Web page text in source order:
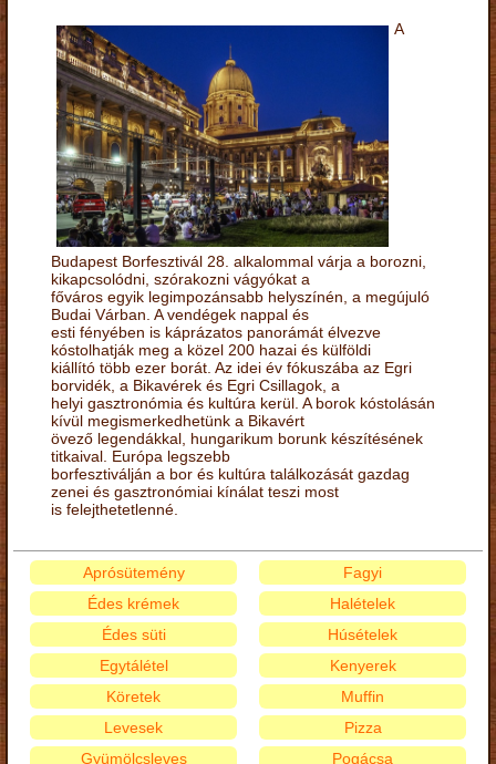
A
Budapest Borfesztivál 28. alkalommal várja a borozni,
kikapcsolódni, szórakozni vágyókat a
főváros egyik legimpozánsabb helyszínén, a megújuló
Budai Várban. A vendégek nappal és
esti fényében is káprázatos panorámát élvezve
kóstolhatják meg a közel 200 hazai és külföldi
kiállító több ezer borát. Az idei év fókuszába az Egri
borvidék, a Bikavérek és Egri Csillagok, a
helyi gasztronómia és kultúra kerül. A borok kóstolásán
kívül megismerkedhetünk a Bikavért
övező legendákkal, hungarikum borunk készítésének
titkaival. Európa legszebb
borfesztiválján a bor és kultúra találkozását gazdag
zenei és gasztronómiai kínálat teszi most
is felejthetetlenné.
Aprósütemény
Édes krémek
Édes süti
Egytálétel
Fagyi
Halételek
Húsételek
Kenyerek
Köretek
Levesek
Gyümölcsleves
Muffin
Pizza
Pogácsa